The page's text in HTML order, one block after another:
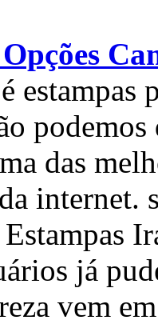
estampas
das
internet.
já
vem